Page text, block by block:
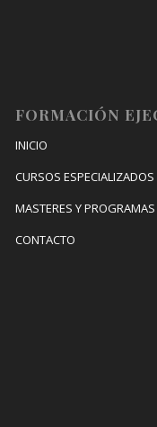
FORMACIÓN
INICIO
CURSOS ESPECIALIZADOS
MASTERES Y PROGRAMAS
CONTACTO